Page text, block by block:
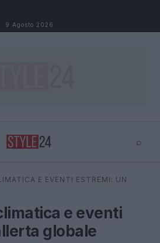
9 Agosto 2026
⌕
⌕
E EVENTI ESTREMI: UN
e eventi
globale